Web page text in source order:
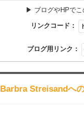
▶︎ ブログやHPでこ
リンクコード：
ブログ用リンク：
Barbra Streisandへ